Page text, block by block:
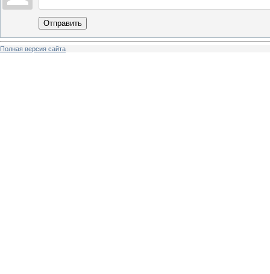
Отправить
Полная версия сайта